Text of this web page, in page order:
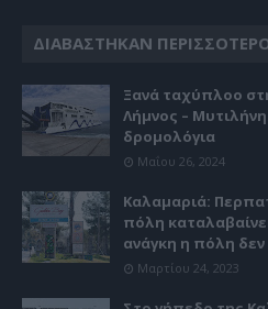
ΔΙΑΒΆΣΤΗΚΑΝ
Ξανά ταχύπλοο
Λήμνος –
δρομολόγια
Μαΐου 26, 2024
Καλαμαριά:
πόλη
ανάγκη η πόλη δεν
Μαρτίου 24, 2023